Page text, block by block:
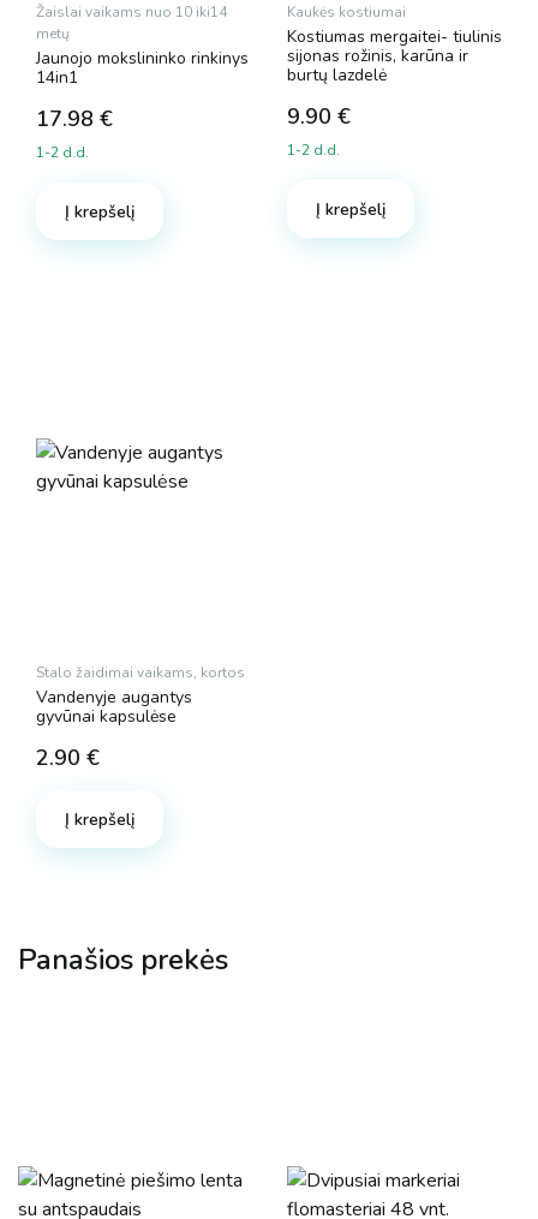
Žaislai vaikams nuo 10 iki14
metų
Jaunojo mokslininko rinkinys
14in1
17.98 €
1-2 d.d.
Į krepšelį
Kaukės kostiumai
Kostiumas mergaitei- tiulinis
sijonas rožinis, karūna ir
burtų lazdelė
9.90 €
1-2 d.d.
Į krepšelį
Stalo žaidimai vaikams, kortos
Vandenyje augantys
gyvūnai kapsulėse
2.90 €
Į krepšelį
Panašios prekės